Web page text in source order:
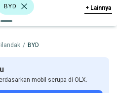
BYD
Tahun
+ Lainnya
/ BYD
mobil serupa di OLX.